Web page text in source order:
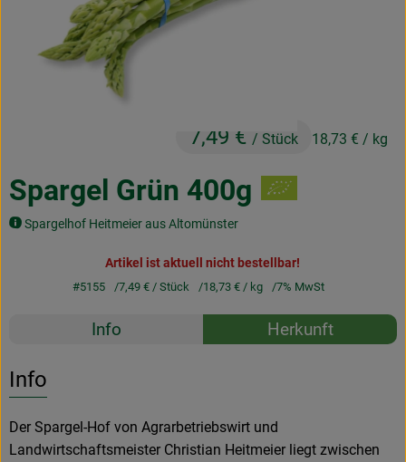
Obst & Gemüse
Frisches
Drogerie & Diverses
Über uns
Spargel Grün 400g
Spargelhof Heitmeier aus Altomünster
7,49 € / Stück 18,73 € / kg
Artikel ist aktuell nicht bestellbar!
#5155 7,49 € / Stück 18,73 € / kg 7% MwSt
Rezepte
Info Herkunft
Info
Der Spargel-Hof von Agrarbetriebswirt und
Landwirtschaftsmeister Christian Heitmeier liegt zwischen